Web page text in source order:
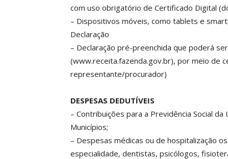
com uso obrigatório de Certificado Digital
– Dispositivos móveis, como tablets e
Declaração
– Declaração pré-preenchida que poderá
(www.receita.fazenda.gov.br), por meio de
representante/procurador)
DESPESAS DEDUTÍVEIS
– Contribuições para a Previdência Social
Municípios;
– Despesas médicas ou de hospitalização
especialidade, dentistas, psicólogos,